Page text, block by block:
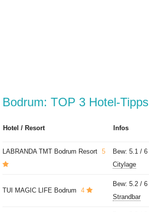
Bodrum: TOP 3 Hotel-Tipps
Hotel / Resort Infos
LABRANDA TMT Bodrum Resort 5
Bew: 5.1 / 6
Citylage
TUI MAGIC LIFE Bodrum 4
Bew: 5.2 / 6
Strandbar